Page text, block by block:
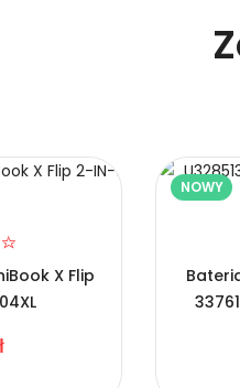
30 dni
do Laptopów Asus
X Flip
NOWY